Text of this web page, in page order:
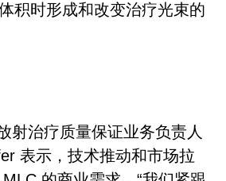
积时形成和改变治疗光束的
射治疗质量保证业务负责人
表示，技术推动和市场拉